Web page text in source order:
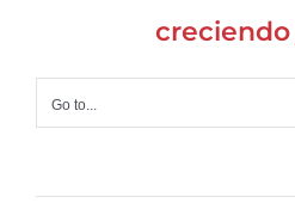
Go to...